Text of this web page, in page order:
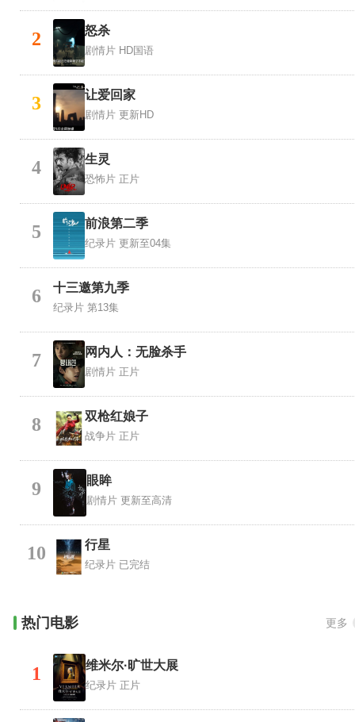
2 怒杀
剧情片 HD国语
3 让爱回家
剧情片 更新HD
4 生灵
恐怖片 正片
5 前浪第二季
纪录片 更新至04集
6 十三邀第九季
纪录片 第13集
7 网内人：无脸杀手
剧情片 正片
8 双枪红娘子
战争片 正片
9 眼眸
剧情片 更新至高清
10 行星
纪录片 已完结
热门电影 更多
1 维米尔·旷世大展
纪录片 正片